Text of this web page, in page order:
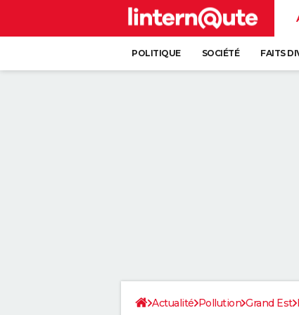
POLITIQUE SOCIÉTÉ FAITS
Actualité Pollution Grand Est